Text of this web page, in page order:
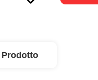
Prodotto